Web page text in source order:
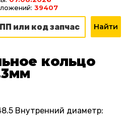
39407
кольцо
Внутренний диаметр: